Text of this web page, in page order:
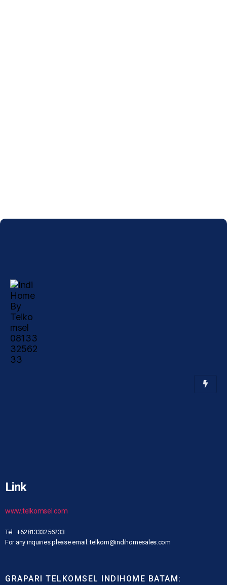
Link
www.telkomsel.com
Tel.: +6281333256233
For any inquiries please email: telkom@indihomesales.com
GRAPARI TELKOMSEL INDIHOME BATAM: